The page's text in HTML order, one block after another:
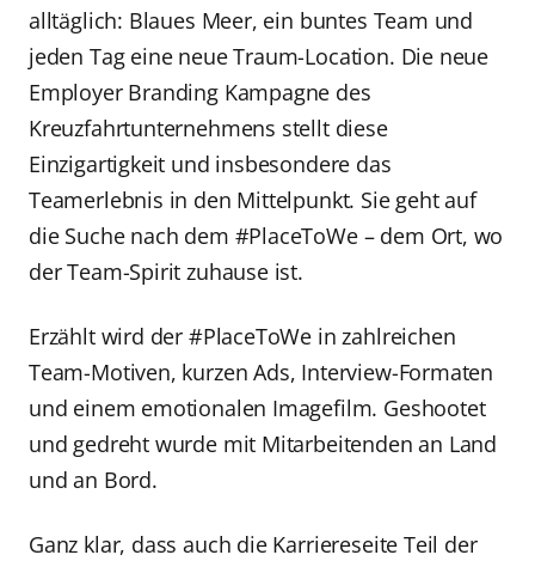
alltäglich: Blaues Meer, ein buntes Team und
jeden Tag eine neue Traum-Location. Die neue
Employer Branding Kampagne des
Kreuzfahrtunternehmens stellt diese
Einzigartigkeit und insbesondere das
Teamerlebnis in den Mittelpunkt. Sie geht auf
die Suche nach dem #PlaceToWe – dem Ort, wo
der Team-Spirit zuhause ist.
Erzählt wird der #PlaceToWe in zahlreichen
Team-Motiven, kurzen Ads, Interview-Formaten
und einem emotionalen Imagefilm. Geshootet
und gedreht wurde mit Mitarbeitenden an Land
und an Bord.
Ganz klar, dass auch die Karriereseite Teil der